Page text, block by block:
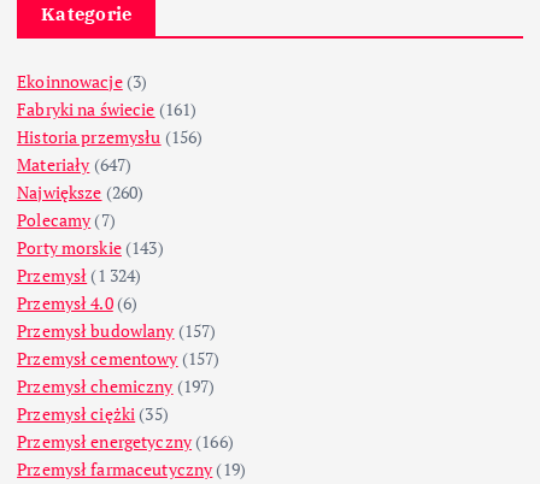
Kategorie
Ekoinnowacje(3)
Fabryki na świecie (161)
Historia przemysłu (156)
Materiały (647)
Największe (260)
Polecamy (7)
Porty morskie(143)
Przemysł (1 324)
Przemysł 4.0(6)
Przemysł budowlany (157)
Przemysł cementowy (157)
Przemysł chemiczny (197)
Przemysł ciężki (35)
Przemysł energetyczny (166)
Przemysł farmaceutyczny (19)